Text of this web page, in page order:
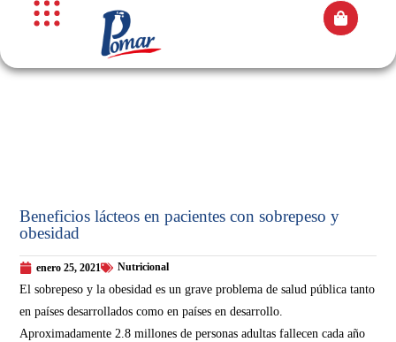
Beneficios lácteos en pacientes con sobrepeso y
obesidad
enero 25, 2021 Nutricional
El sobrepeso y la obesidad es un grave problema de salud pública tanto
en países desarrollados como en países en desarrollo.
Aproximadamente 2.8 millones de personas adultas fallecen cada año